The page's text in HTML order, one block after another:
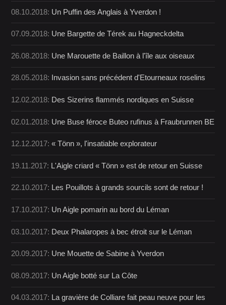
08.10.2018: Un Puffin des Anglais à Yverdon !
07.09.2018: Une Bargette de Térek au Hagneckdelta
26.08.2018: Une Marouette de Baillon à l'île aux oiseaux
28.05.2018: Invasion sans précédent d'Etourneaux roselins
12.02.2018: Des Sizerins flammés nordiques en Suisse
02.01.2018: Une Buse féroce Buteo rufinus à Fraubrunnen BE
12.12.2017:« Tönn », l'insatiable explorateur
19.11.2017: L'Aigle criard « Tönn » est de retour en Suisse
22.10.2017: Les Pouillots à grands sourcils sont de retour !
17.10.2017: Un Aigle pomarin au bord du Léman
03.10.2017: Deux Phalaropes à bec étroit sur le Léman
20.09.2017: Une Mouette de Sabine à Yverdon
08.09.2017: Un Aigle botté sur La Côte
04.03.2017: La gravière de Colliare fait peau neuve pour les